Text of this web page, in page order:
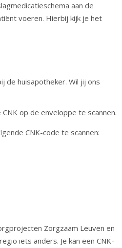
aan de
voeren. Hierbij kijk je het
de huisapotheker. Wil jij ons
op de enveloppe te scannen.
CNK-code te scannen:
Zorgzaam Leuven en
iets anders. Je kan een CNK-